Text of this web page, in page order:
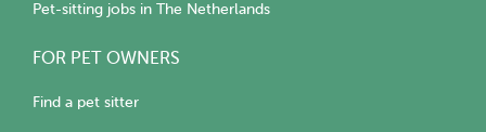
Pet-sitting jobs in The Netherlands
FOR PET OWNERS
Find a pet sitter